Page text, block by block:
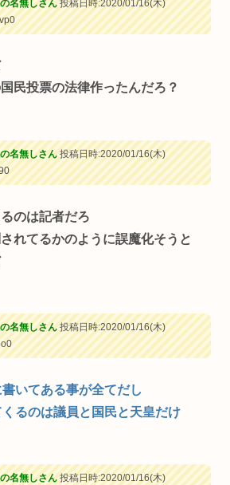
名無しさん投稿日時:2020/01/16(木)
民投票の法律作ったんだろ？
名無しさん投稿日時:2020/01/16(木)
のは記者だろ
れてるかのように誤魔化そうと
名無しさん投稿日時:2020/01/16(木)
いてある事が全てだし
るのは議員と国民と天皇だけ
名無しさん投稿日時:2020/01/16(木)